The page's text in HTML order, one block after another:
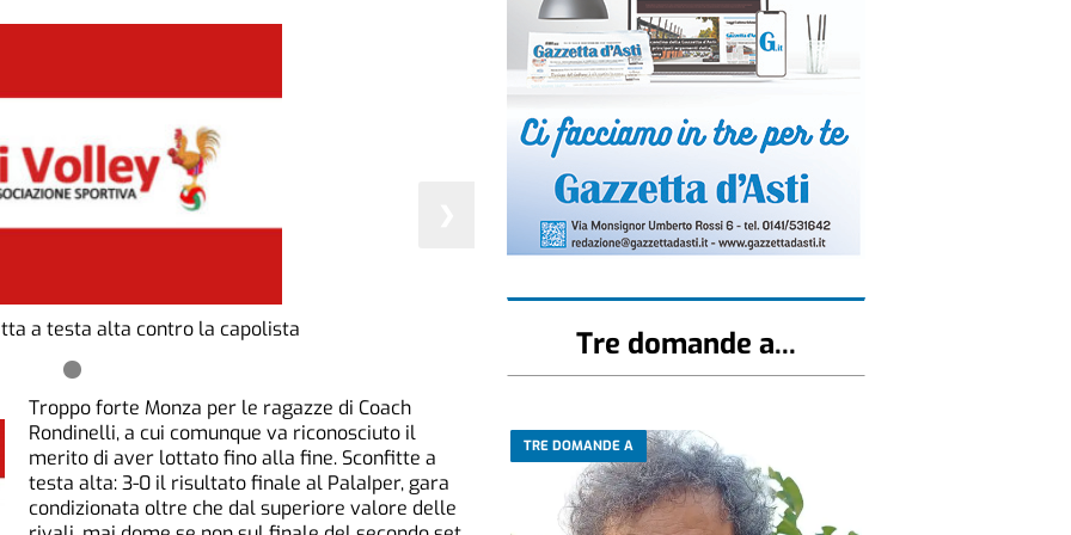
a testa alta contro la capolista
Troppo forte Monza per le ragazze di Coach
Rondinelli, a cui comunque va riconosciuto il
merito di aver lottato fino alla fine. Sconfitte a
testa alta: 3-0 il risultato finale al PalaIper, gara
condizionata oltre che dal superiore valore delle
Tre domande a...
TRE DOMANDE A